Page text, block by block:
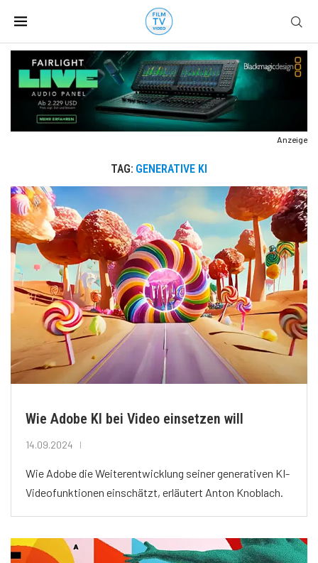
Anzeige
TAG: GENERATIVE KI
Wie Adobe KI bei Video einsetzen will
14.09.2024
Wie Adobe die Weiterentwicklung seiner generativen KI-
Videofunktionen einschätzt, erläutert Anton Knoblach.